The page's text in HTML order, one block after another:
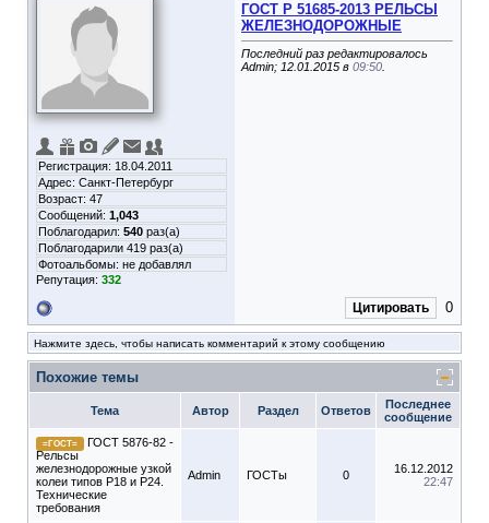
Регистрация: 18.04.2011
Адрес: Санкт-Петербург
Возраст: 47
Сообщений: 1,043
Поблагодарил: 540 раз(а)
Поблагодарили 419 раз(а)
Фотоальбомы: не добавлял
Репутация: 332
ГОСТ Р 51685-2013 РЕЛЬСЫ
ЖЕЛЕЗНОДОРОЖНЫЕ
Последний раз редактировалось
Admin; 12.01.2015 в 09:50
Цитировать 0
Нажмите здесь, чтобы написать комментарий к этому сообщению
Похожие темы
Тема Автор Раздел Ответов
Последнее
сообщение
=ГОСТ=
ГОСТ 5876-82 -
Рельсы
железнодорожные узкой
колеи типов Р18 и Р24.
Технические
требования
Admin ГОСТы 0
16.12.2012
22:47